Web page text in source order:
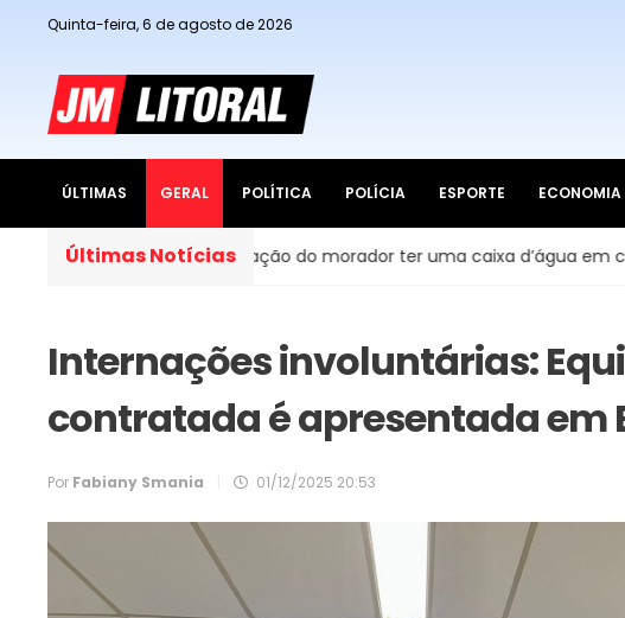
Quinta-feira, 6 de agosto de 2026
ÚLTIMAS GERAL POLÍTICA POLÍCIA ESPORTE ECONOMIA
Últimas Notícias
é obrigação do morador ter uma caixa d’água em casa?
Internações involuntárias:
contratada é apresentada em
Por Fabiany Smania 01/12/2025 20:53